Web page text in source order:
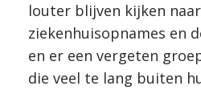
louter blijven kijken
ziekenhuisopnames en
en er een vergeten
die veel te lang buiten